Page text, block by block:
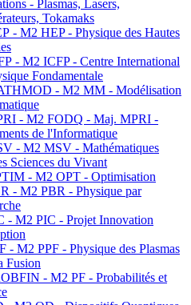
- Plasmas, Lasers,
Tokamaks
- M2 HEP - Physique des Hautes
- M2 ICFP - Centre International
Fondamentale
- M2 MM - Modélisation
- M2 FODQ - Maj. MPRI -
de l'Informatique
- M2 MSV - Mathématiques
Sciences du Vivant
- M2 OPT - Optimisation
- M2 PBR - Physique par
- M2 PIC - Projet Innovation
- M2 PPF - Physique des Plasmas
Fusion
- M2 PF - Probabilités et